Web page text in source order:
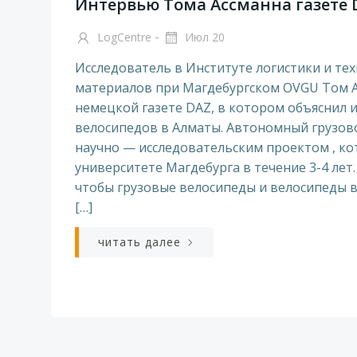
Интервью Тома Ассманна газете
LogCentre - Июл 20
Исследователь в Институте логистики и
материалов при Магдебургском OVGU Том
немецкой газете DAZ, в котором объяснил
велосипедов в Алматы. Автономный
научно — исследовательским проектом ,
университете Магдебурга в течение 3-4
чтобы грузовые велосипеды и велосипеды
[…]
читать далее